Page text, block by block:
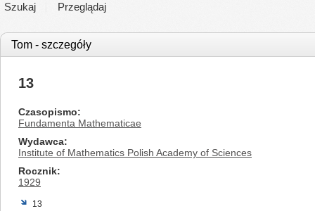
Szukaj Przeglądaj
Tom - szczegóły
13
Czasopismo
Fundamenta Mathematicae
Wydawca
Institute of Mathematics Polish Academy of Sciences
Rocznik
1929
13